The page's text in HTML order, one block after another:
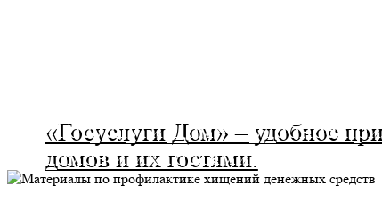
«Госуслуги Дом» – удобное
домов и их гостями.